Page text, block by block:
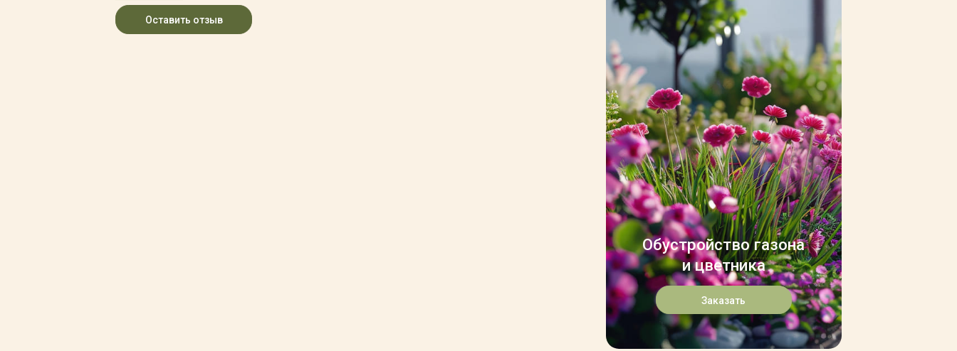
Оставить отзыв
Обустройство газона
и цветника
Заказать